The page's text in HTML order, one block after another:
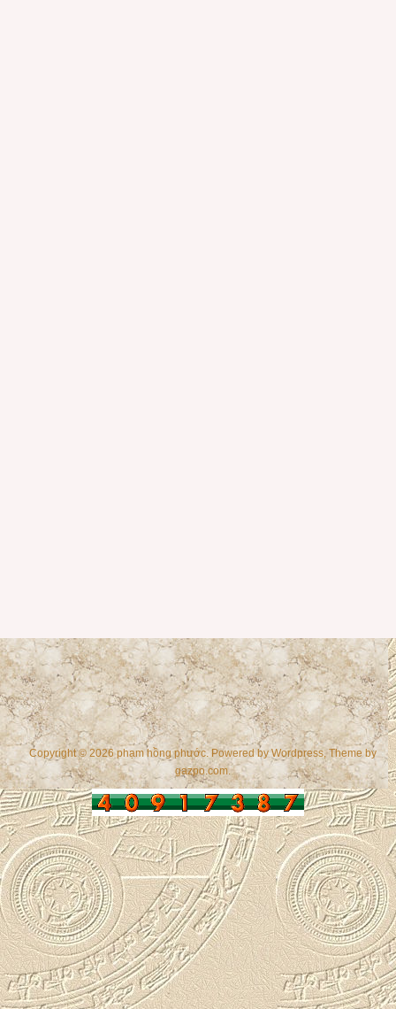
Copyright © 2026 phạm hồng phước. Powered byWordpress, Theme by
gazpo.com.